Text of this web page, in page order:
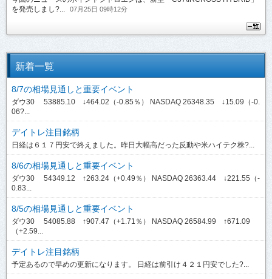
を発売しまし?...
07月25日 09時12分
新着一覧
8/7の相場見通しと重要イベント
ダウ30 53885.10 ↓464.02（-0.85％） NASDAQ 26348.35 ↓15.09（-0.
06?...
デイトレ注目銘柄
日経は６１７円安で終えました。昨日大幅高だった反動や米ハイテク株?...
8/6の相場見通しと重要イベント
ダウ30 54349.12 ↑263.24（+0.49％） NASDAQ 26363.44 ↓221.55（-
0.83...
8/5の相場見通しと重要イベント
ダウ30 54085.88 ↑907.47（+1.71％） NASDAQ 26584.99 ↑671.09
（+2.59...
デイトレ注目銘柄
予定あるので早めの更新になります。 日経は前引け４２１円安でした?...